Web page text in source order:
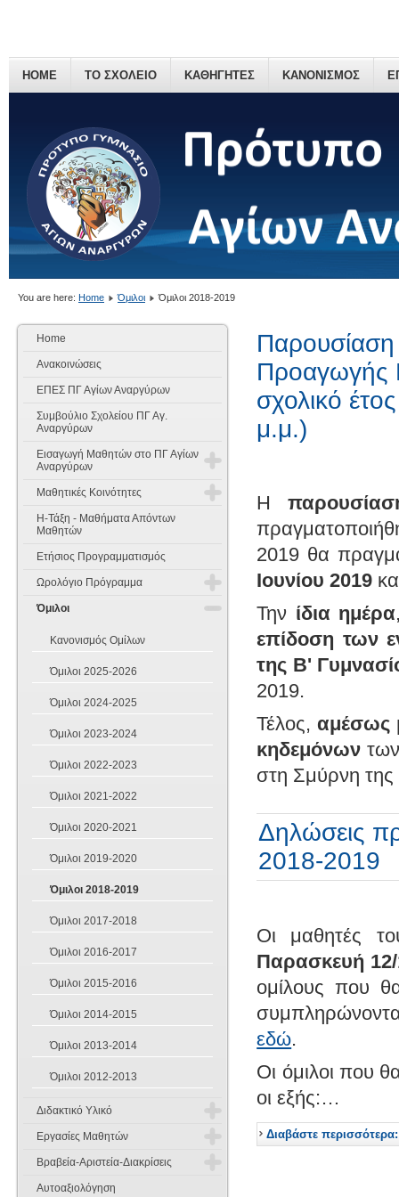
HOME ΤΟ ΣΧΟΛΕΙΟ ΚΑΘΗΓΗΤΕΣ ΚΑΝΟΝΙΣΜΟΣ
You are here: Home Όμιλοι Όμιλοι 2018-2019
Home
Ανακοινώσεις
ΕΠΕΣ ΠΓ Αγίων Αναργύρων
Συμβούλιο Σχολείου ΠΓ Αγ.
Αναργύρων
Εισαγωγή Μαθητών στο ΠΓ Αγίων
Αναργύρων
Εισαγωγή Μαθητών στην Α'
Γυμνασίου
Γυμνασίου
Δεξιοτήτων
Μαθητικές Κοινότητες
Έννοιες Σκοπός και Χαρακτήρας
Όργανα Σύνθεση και λειτουργία
σχολική ζωή
Πενταμελή Μαθητικά Συμβούλια
Δεκαπενταμελές Μαθητικό
Η-Τάξη - Μαθήματα Απόντων
Μαθητών
Ετήσιος Προγραμματισμός
Ωρολόγιο Πρόγραμμα
Διδακτικό Ωράριο
Ωρολόγιο Πρόγραμμα 2025-2026
Όμιλοι
Κανονισμός Ομίλων
Όμιλοι 2025-2026
Όμιλοι 2024-2025
Όμιλοι 2023-2024
Όμιλοι 2022-2023
Όμιλοι 2021-2022
Όμιλοι 2020-2021
Όμιλοι 2019-2020
Όμιλοι 2018-2019
Όμιλοι 2017-2018
Όμιλοι 2016-2017
Όμιλοι 2015-2016
Όμιλοι 2014-2015
Όμιλοι 2013-2014
Όμιλοι 2012-2013
Διδακτικό Υλικό
Α Γυμνασίου
Εργασίες Μαθητών
Εργασίες Μαθητών 2014-2015
Βραβεία-Αριστεία-Διακρίσεις
Αυτοαξιολόγηση
Παρουσίαση
Προαγωγής
σχολικό
μ.μ.)
Η
2019 θα
Ιουνίου 2019
Την ίδια ημέρα
επίδοση των
της Β'
2019.
Τέλος,αμέσως
κηδεμόνων
στη Σμύρνη της
Δηλώσεις
2018-2019
Οι μαθητές
Παρασκευή 12/
ομίλους που
εδώ.
Οι όμιλοι που
οι εξής:…
Διαβάστε περισσότερα: